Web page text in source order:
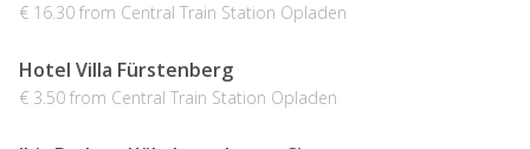
€ 16.30 from Central Train Station Opladen
Hotel Villa Fürstenberg
€ 3.50 from Central Train Station Opladen